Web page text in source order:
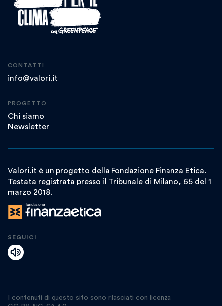
CONTATTI
info@valori.it
PROGETTO
Chi siamo
Newsletter
Valori.it è un progetto della Fondazione Finanza Etica.
Testata registrata presso il Tribunale di Milano, 65 del 1
marzo 2018.
SEGUICI
I contenuti di questo sito sono rilasciati con licenza